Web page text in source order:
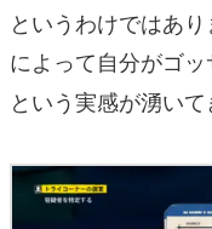
というわけではあ
によって自分がゴ
という実感が湧いて